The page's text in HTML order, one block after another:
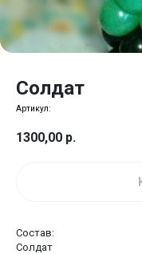
Солдат
Артикул:
1300,00 р.
Состав:
Солдат